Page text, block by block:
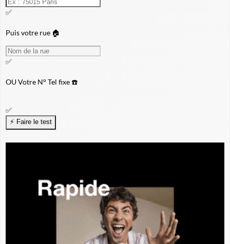
✅
Puis votre rue 🏠
✅
OUVotre N° Tel fixe ☎️
✅